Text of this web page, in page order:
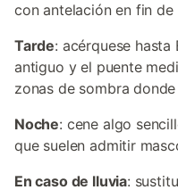
con antelación en fin de
Tarde: acérquese
antiguo y el puente
zonas de sombra
Noche: cene algo
que suelen admitir
En caso de lluvia: